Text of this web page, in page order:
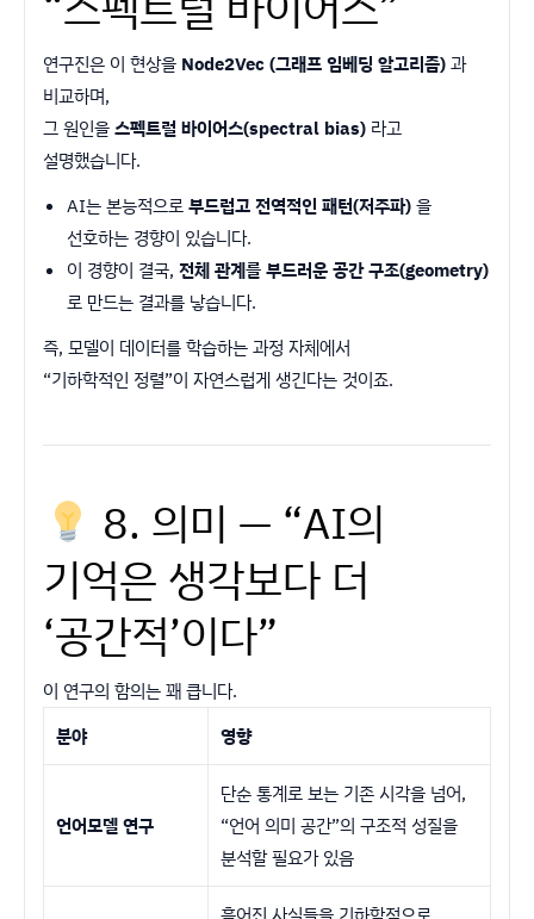
연구진은 이 현상을 Node2Vec (그래프 임베딩 알고리즘)과
비교하며,
그 원인을스펙트럴 바이어스(spectral bias) 라고
설명했습니다.
AI는 본능적으로부드럽고 전역적인 패턴(저주파)을
선호하는 경향이 있습니다.
이 경향이 결국, 전체 관계를 부드러운 공간 구조(geometry)
로 만드는 결과를 낳습니다.
즉, 모델이 데이터를 학습하는 과정 자체에서
“기하학적인 정렬”이 자연스럽게 생긴다는 것이죠.
8. 의미 — “AI의
기억은 생각보다 더
‘공간적’이다”
이 연구의 함의는 꽤 큽니다.
분야
영향
언어모델 연구
단순 통계로 보는 기존 시각을 넘어,
“언어 의미 공간”의 구조적 성질을
분석할 필요가 있음